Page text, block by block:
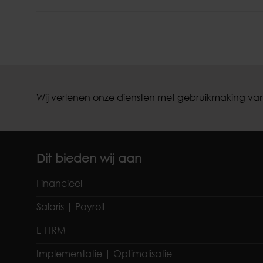
Wij verlenen onze diensten met gebruikmaking
Dit bieden wij aan
Financieel
Salaris | Payroll
E-HRM
Implementatie | Optimalisatie